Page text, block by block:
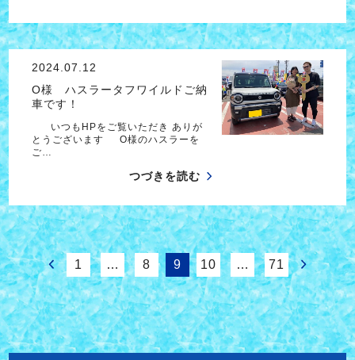
2024.07.12
O様 ハスラータフワイルドご納
車です！
いつもHPをご覧いただき ありが
とうございます O様のハスラーを
ご…
つづきを読む
1 … 8 9 10 … 71